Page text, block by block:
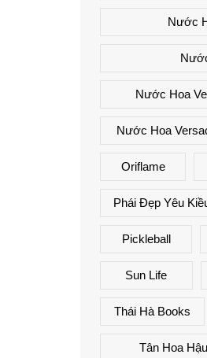
Nước
Nước Hoa
Nước Hoa
Oriflame
Phái Đẹp Yêu
Pickleball
Sun Life
Thái Hà Books
Tân Hoa